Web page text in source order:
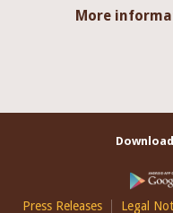
More
Footer
Press Releases Legal